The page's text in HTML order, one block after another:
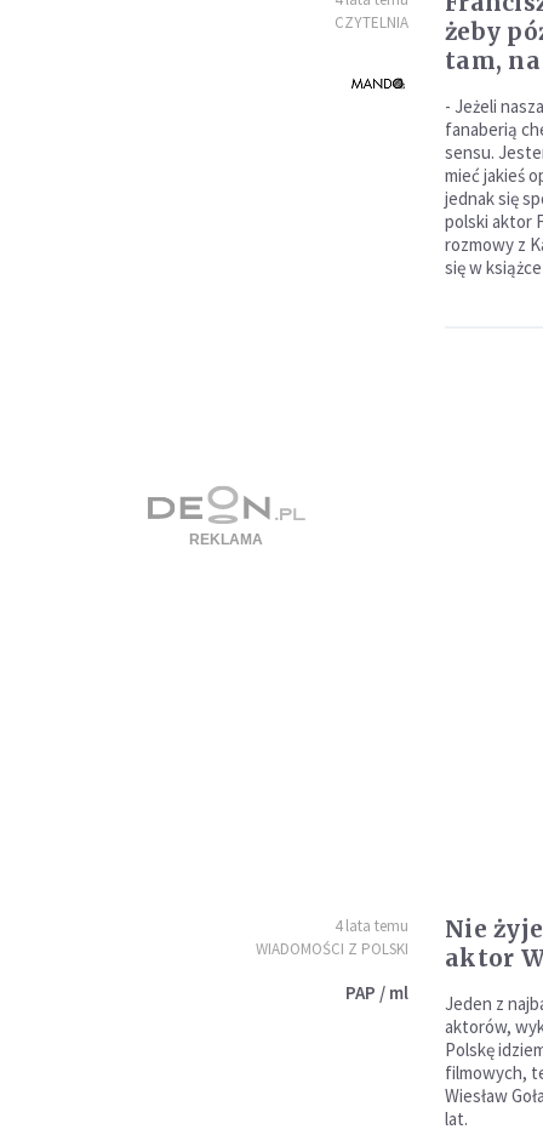
CZYTELNIA
żeby
tam,
- Jeżeli
fanaberią
sensu.
mieć jakieś
jednak się
polski aktor
rozmowy z
się w
4 lata temu
WIADOMOŚCI Z POLSKI
PAP / ml
Nie
aktor
Jeden z
aktorów,
Polskę
filmowych,
Wiesław
lat.